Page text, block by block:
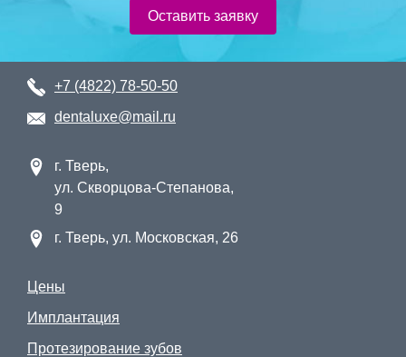
Оставить заявку
+7 (4822) 78-50-50
dentaluxe@mail.ru
г. Тверь,
ул. Скворцова-Степанова,
9
г. Тверь, ул. Московская, 26
Цены
Имплантация
Протезирование зубов